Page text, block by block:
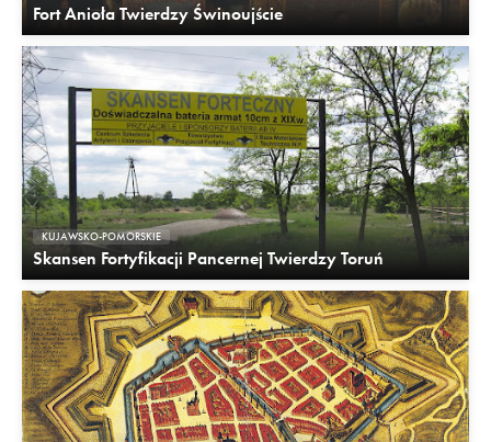
Fort Anioła Twierdzy Świnoujście
KUJAWSKO-POMORSKIE
Skansen Fortyfikacji Pancernej Twierdzy Toruń